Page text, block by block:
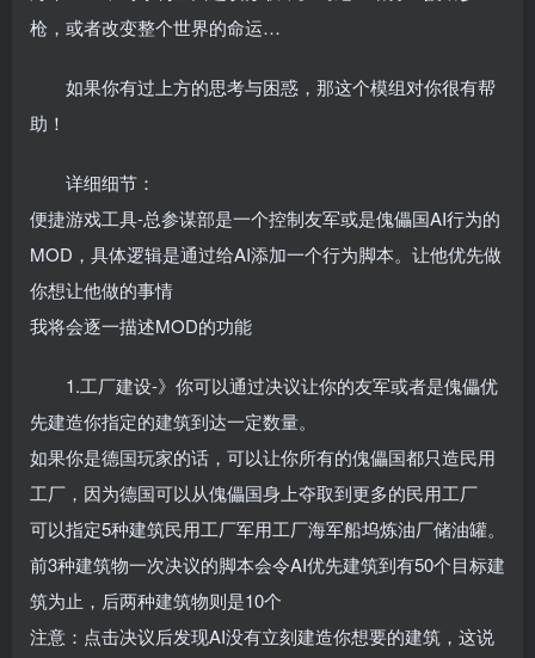
枪，或者改变整个世界的命运…
如果你有过上方的思考与困惑，那这个模组对你很有帮
助！
详细细节：
便捷游戏工具-总参谋部是一个控制友军或是傀儡国AI行为的
MOD，具体逻辑是通过给AI添加一个行为脚本。让他优先做
你想让他做的事情
我将会逐一描述MOD的功能
1.工厂建设-》你可以通过决议让你的友军或者是傀儡优
先建造你指定的建筑到达一定数量。
如果你是德国玩家的话，可以让你所有的傀儡国都只造民用
工厂，因为德国可以从傀儡国身上夺取到更多的民用工厂
可以指定5种建筑民用工厂军用工厂海军船坞炼油厂储油罐。
前3种建筑物一次决议的脚本会令AI优先建筑到有50个目标建
筑为止，后两种建筑物则是10个
注意：点击决议后发现AI没有立刻建造你想要的建筑，这说